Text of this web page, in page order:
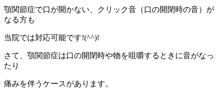
顎関節症で口が開かない、クリック音（口の開閉時の音）が
なる方も
当院では対応可能です!(^^)!
さて、顎関節症は口の開閉時や物を咀嚼するときに音がなっ
たり
痛みを伴うケースがあります。